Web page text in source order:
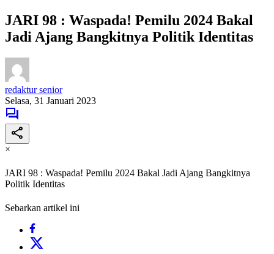
JARI 98 : Waspada! Pemilu 2024 Bakal
Jadi Ajang Bangkitnya Politik Identitas
redaktur senior
Selasa, 31 Januari 2023
×
JARI 98 : Waspada! Pemilu 2024 Bakal Jadi Ajang Bangkitnya
Politik Identitas
Sebarkan artikel ini